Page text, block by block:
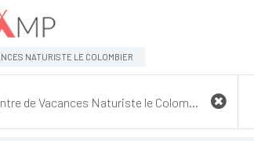
NATURISTE LE COLOMBIER